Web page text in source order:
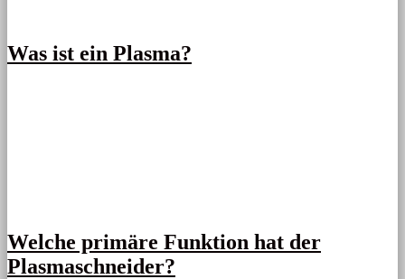
Was ist ein Plasma?
Welche primäre Funktion hat der
Plasmaschneider?